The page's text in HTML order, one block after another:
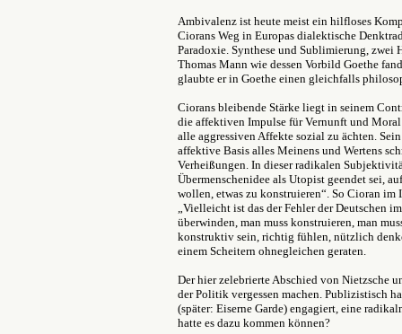
Ambivalenz ist heute meist ein hilfloses
Ciorans Weg in Europas dialektische
Paradoxie. Synthese und Sublimierung, zwei
Thomas Mann wie dessen Vorbild Goethe
glaubte er in Goethe einen gleichfalls
Ciorans bleibende Stärke liegt in seinem
die affektiven Impulse für Vernunft und
alle aggressiven Affekte sozial zu ächten.
affektive Basis alles Meinens und Wertens
Verheißungen. In dieser radikalen
Übermenschenidee als Utopist geendet sei,
wollen, etwas zu konstruieren“. So Cioran
„Vielleicht ist das der Fehler der Deutschen
überwinden, man muss konstruieren, man
konstruktiv sein, richtig fühlen, nützlich
einem Scheitern ohnegleichen geraten.
Der hier zelebrierte Abschied von Nietzsche
der Politik vergessen machen. Publizistisch
(später: Eiserne Garde) engagiert, eine
hatte es dazu kommen können?